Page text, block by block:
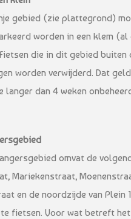
gebied (zie plattegrond)
worden in een klem (al
die in dit gebied buiten
worden verwijderd. Dat
langer dan 4 weken
omvat de
Mariekenstraat,
en de noordzijde van Plein
fietsen. Voor wat betreft